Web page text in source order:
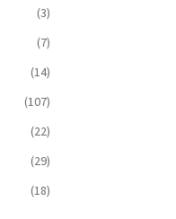
(3)
(7)
(14)
(107)
(22)
(29)
(18)